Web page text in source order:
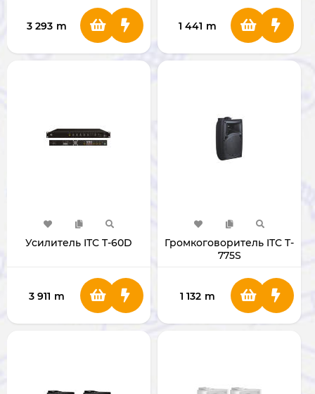
3 293 m 1 441 m
Усилитель ITC T-60D
3 911 m
Громкоговоритель ITC T-
775S
1 132 m